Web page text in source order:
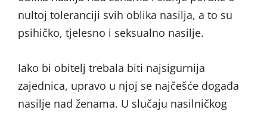
nultoj toleranciji svih oblika nasilja, a to su
psihičko, tjelesno i seksualno nasilje.
Iako bi obitelj trebala biti najsigurnija
zajednica, upravo u njoj se najčešće događa
nasilje nad ženama. U slučaju nasilničkog